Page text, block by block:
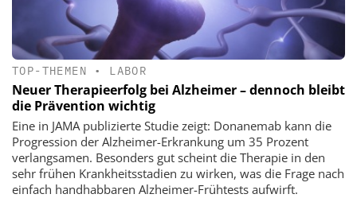
TOP-THEMEN • LABOR
Neuer Therapieerfolg bei Alzheimer – dennoch bleibt
die Prävention wichtig
Eine in JAMA publizierte Studie zeigt: Donanemab kann die
Progression der Alzheimer-Erkrankung um 35 Prozent
verlangsamen. Besonders gut scheint die Therapie in den
sehr frühen Krankheitsstadien zu wirken, was die Frage nach
einfach handhabbaren Alzheimer-Frühtests aufwirft.